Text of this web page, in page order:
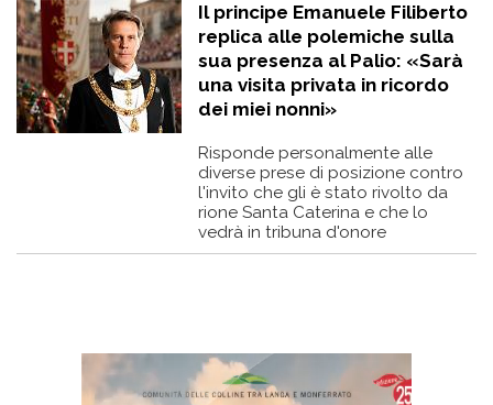
Il principe Emanuele Filiberto
replica alle polemiche sulla
sua presenza al Palio: «Sarà
una visita privata in ricordo
dei miei nonni»
Risponde personalmente alle
diverse prese di posizione contro
l'invito che gli è stato rivolto da
rione Santa Caterina e che lo
vedrà in tribuna d'onore